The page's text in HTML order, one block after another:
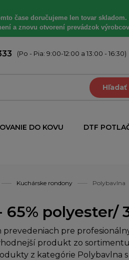
čase doručujeme len tovar
a znovu otvorení prevádzok
(Po - Pia: 9:00-12:00 a 13:00 - 16:30)
Hľadať
DO KOVU DTF
Kuchárske rondony Polybavlna
65% polyester/
prevedeniach pre
produkt zo
z kategórie Polybavlna s